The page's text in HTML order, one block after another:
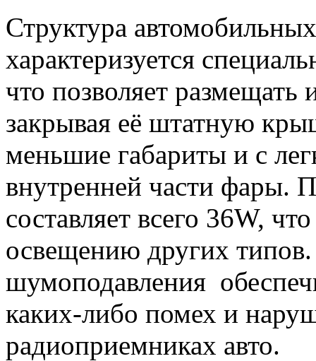
Структура
характеризуется
что позволяет
закрывая её штатную
меньшие габариты и с
внутренней части фары.
составляет всего 36W,
освещению других
шумоподавления
каких-либо помех и
радиоприемниках авто.